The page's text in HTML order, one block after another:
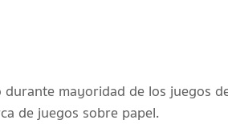
mayoridad de los juegos
de juegos sobre papel.